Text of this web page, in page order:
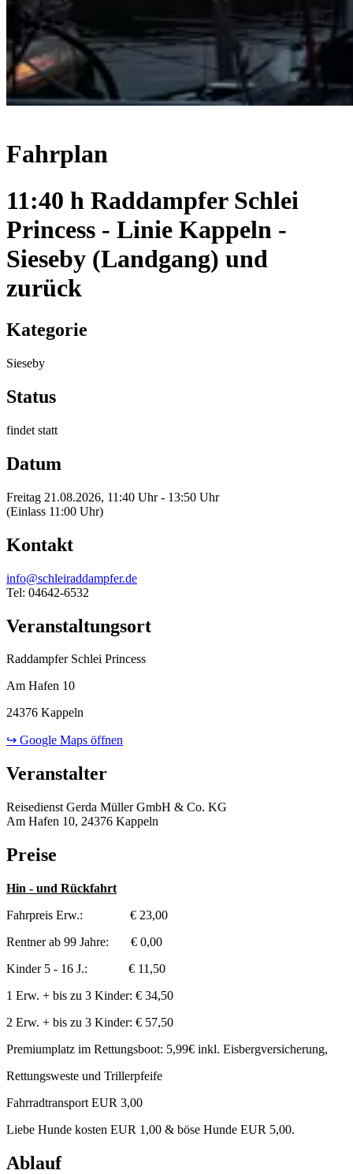
Fahrplan
11:40 h Raddampfer Schlei
Princess - Linie Kappeln -
Sieseby (Landgang) und
zurück
Kategorie
Sieseby
Status
findet statt
Datum
Freitag 21.08.2026, 11:40 Uhr - 13:50 Uhr
(Einlass 11:00 Uhr)
Kontakt
info@schleiraddampfer.de
Tel: 04642-6532
Veranstaltungsort
Raddampfer Schlei Princess
Am Hafen 10
24376 Kappeln
↪ Google Maps öffnen
Veranstalter
Reisedienst Gerda Müller GmbH & Co. KG
Am Hafen 10, 24376 Kappeln
Preise
Hin - und Rückfahrt
Fahrpreis Erw.: € 23,00
Rentner ab 99 Jahre: € 0,00
Kinder 5 - 16 J.: € 11,50
1 Erw. + bis zu 3 Kinder: € 34,50
2 Erw. + bis zu 3 Kinder: € 57,50
Premiumplatz im Rettungsboot: 5,99€ inkl. Eisbergversicherung,
Rettungsweste und Trillerpfeife
Fahrradtransport EUR 3,00
Liebe Hunde kosten EUR 1,00 & böse Hunde EUR 5,00.
Ablauf